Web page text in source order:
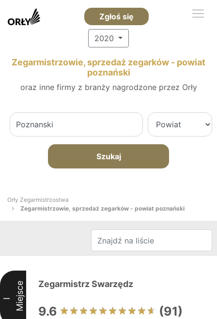
Zgłoś się
2020
Zegarmistrzowie, sprzedaż zegarków - powiat
poznański
oraz inne firmy z branży nagrodzone przez Orły
Szukaj
Orły Zegarmistrzostwa
Zegarmistrzowie, sprzedaż zegarków - powiat poznański
I Miejsce Zegarmistrz Swarzędz
9.6 (91)